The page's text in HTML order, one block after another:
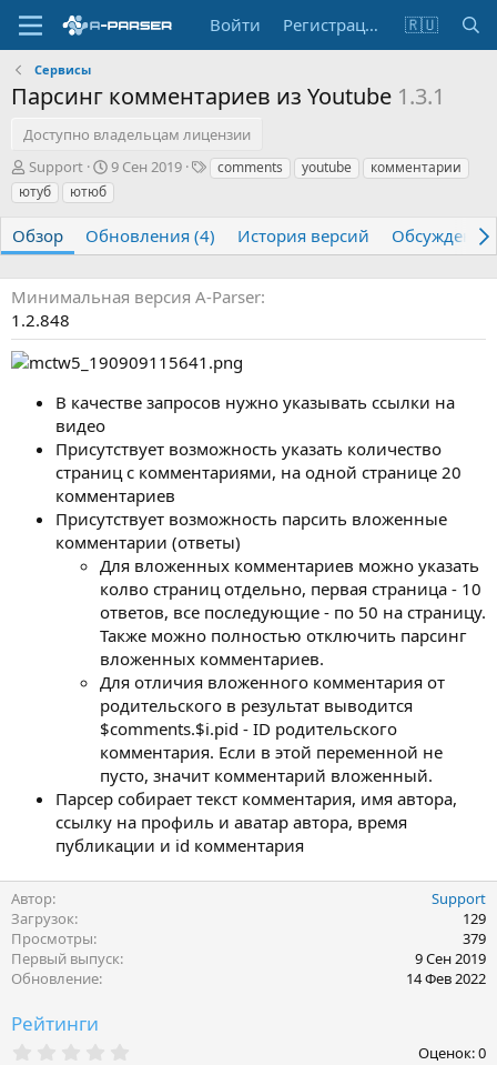
Войти Регистрация 🇷🇺
Сервисы
Парсинг комментариев из Youtube 1.3.1
Доступно владельцам лицензии
А
в
т
о
р
Support
Д
а
т
с
д
н
и
9 Сен 2019
Т comments youtube
комментарии
ютуб
ютюб
Обзор Обновления (4) История версий Обсуждение
Минимальная версия A-Parser
1.2.848
В качестве запросов нужно указывать ссылки на
видео
Присутствует возможность указать количество
страниц с комментариями, на одной странице 20
комментариев
Присутствует возможность парсить вложенные
комментарии (ответы)
Для вложенных комментариев можно указать
колво страниц отдельно, первая страница - 10
ответов, все последующие - по 50 на страницу.
Также можно полностью отключить парсинг
вложенных комментариев.
Для отличия вложенного комментария от
родительского в результат выводится
$comments.$i.pid - ID родительского
комментария. Если в этой переменной не
пусто, значит комментарий вложенный.
Парсер собирает текст комментария, имя автора,
ссылку на профиль и аватар автора, время
публикации и id комментария
Автор
Support
Загрузок
129
Просмотры
379
Первый выпуск
9 Сен 2019
Обновление
14 Фев 2022
Рейтинги
Оценок: 0